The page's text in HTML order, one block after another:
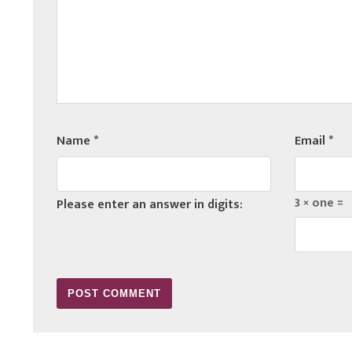
Name* Email*
Please enter an answer in digits: 3 × one =